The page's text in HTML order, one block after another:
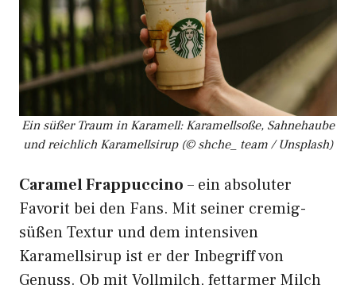
Ein süßer Traum in Karamell: Karamellsoße, Sahnehaube
und reichlich Karamellsirup (© shche_ team / Unsplash)
Caramel Frappuccino – ein absoluter
Favorit bei den Fans. Mit seiner cremig-
süßen Textur und dem intensiven
Karamellsirup ist er der Inbegriff von
Genuss. Ob mit Vollmilch, fettarmer Milch